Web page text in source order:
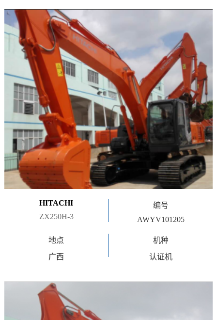
HITACHI
ZX250H-3
编号
AWYV101205
地点
广西
机种
认证机